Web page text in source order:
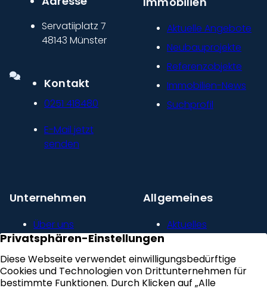
Servatiiplatz 7
48143 Münster
Kontakt
0251 418480
E-Mail jetzt
senden
Aktuelle Angebote
Neubauprojekte
Referenzobjekte
Immobilien-News
Suchprofil
Unternehmen
Über uns
Unser Leitbild
Presse und
Newsroom
Allgemeines
Aktuelles
Impressum
Datenschutz